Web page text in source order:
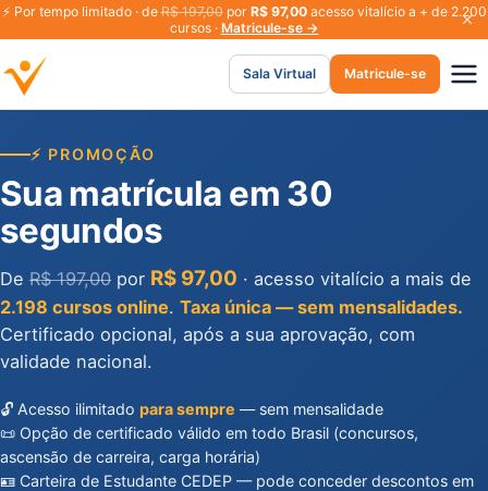
⚡ Por tempo limitado · deR$ 197,00por R$ 97,00acesso vitalício a + de 2.200
cursos · Matricule-se →
Sala Virtual Matricule-se
⚡ PROMOÇÃO
Sua matrícula em 30
segundos
De R$ 197,00 por R$ 97,00 · acesso vitalício a mais de
2.198 cursos online. Taxa única — sem mensalidades.
Certificado opcional, após a sua aprovação, com
validade nacional.
🔓 Acesso ilimitado para sempre — sem mensalidade
📜 Opção de certificado válido em todo Brasil (concursos,
ascensão de carreira, carga horária)
🪪 Carteira de Estudante CEDEP — pode conceder descontos em